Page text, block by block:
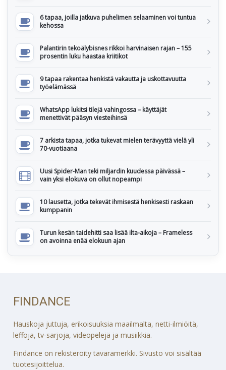
6 tapaa, joilla jatkuva puhelimen selaaminen voi tuntua
kehossa
Palantirin tekoälybisnes rikkoi harvinaisen rajan – 155
prosentin luku haastaa kriitikot
9 tapaa rakentaa henkistä vakautta ja uskottavuutta
työelämässä
WhatsApp lukitsi tilejä vahingossa – käyttäjät
menettivät pääsyn viesteihinsä
7 arkista tapaa, jotka tukevat mielen terävyyttä vielä yli
70-vuotiaana
Uusi Spider-Man teki miljardin kuudessa päivässä –
vain yksi elokuva on ollut nopeampi
10 lausetta, jotka tekevät ihmisestä henkisesti raskaan
kumppanin
Turun kesän taidehitti saa lisää ilta-aikoja – Frameless
on avoinna enää elokuun ajan
FINDANCE
Hauskoja juttuja, erikoisuuksia maailmalta, netti-ilmiöitä,
leffoja, tv-sarjoja, videopelejä ja musiikkia.
Findance on rekisteröity tavaramerkki. Sivusto voi sisältää
tuotesijoittelua.